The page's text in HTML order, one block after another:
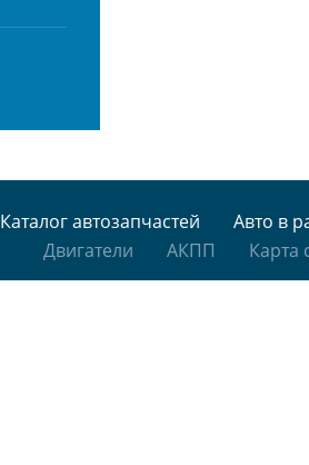
Каталог автозапчастей
Авто в
Двигатели
АКПП Карта